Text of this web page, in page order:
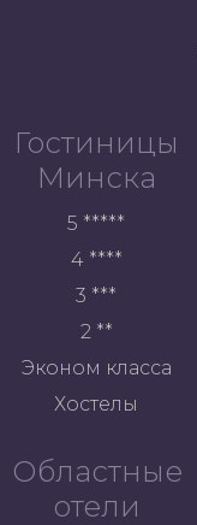
Гостиницы
Минска
5 *****
4 ****
3 ***
2 **
Эконом класса
Хостелы
Областные
отели